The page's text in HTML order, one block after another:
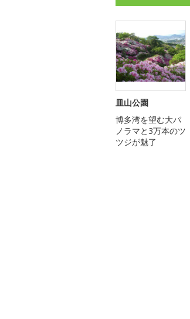
皿山公園
博多湾を望む大パ
ノラマと3万本のツ
ツジが魅了